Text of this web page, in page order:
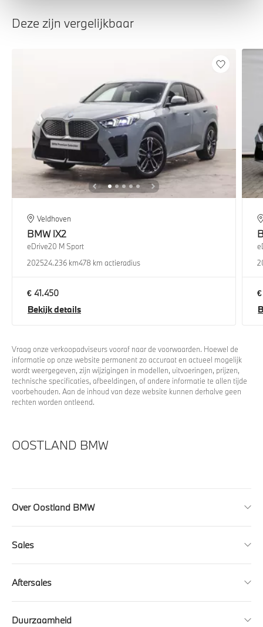
Deze zijn vergelijkbaar
Veldhoven
BMW iX2
eDrive20 M Sport
202524.236 km478 km actieradius
€ 41.450
Bekijk details
Vraag onze verkoopadviseurs vooraf naar de voorwaarden. Hoewel de
informatie op onze website permanent zo accuraat en actueel mogelijk
wordt weergegeven, zijn wijzigingen in modellen, uitvoeringen, prijzen,
technische specificaties, afbeeldingen, of andere informatie te allen tijde
voorbehouden. Aan de inhoud van deze website kunnen derhalve geen
rechten worden ontleend.
OOSTLAND BMW
Over Oostland BMW
Sales
Aftersales
Duurzaamheid